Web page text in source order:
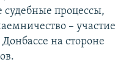
судебные процессы,
– участие
на стороне